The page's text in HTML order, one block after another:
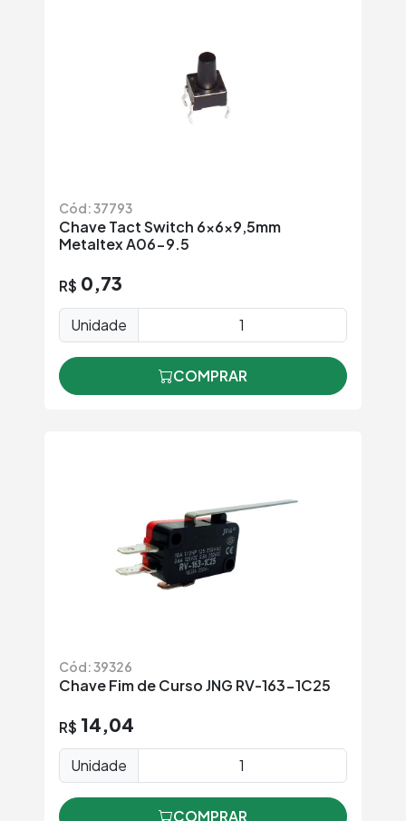
Cód: 37793
Chave Tact Switch 6x6x9,5mm
Metaltex A06-9.5
R$ 0,73
Unidade
COMPRAR
Cód: 39326
Chave Fim de Curso JNG RV-163-1C25
R$ 14,04
Unidade
COMPRAR